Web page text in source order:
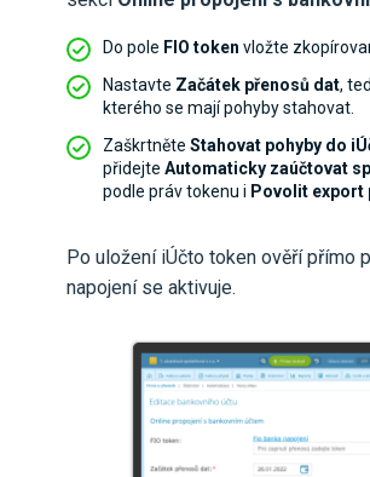
Do pole FIO token vložte
Nastavte Začátek přenosů dat,
kterého se mají pohyby stahovat.
Zaškrtněte Stahovat pohyby do
přidejte Automaticky zaúčtovat
podle práv tokenu i Povolit export
Po uložení iÚčto token ověří přímo
napojení se aktivuje.